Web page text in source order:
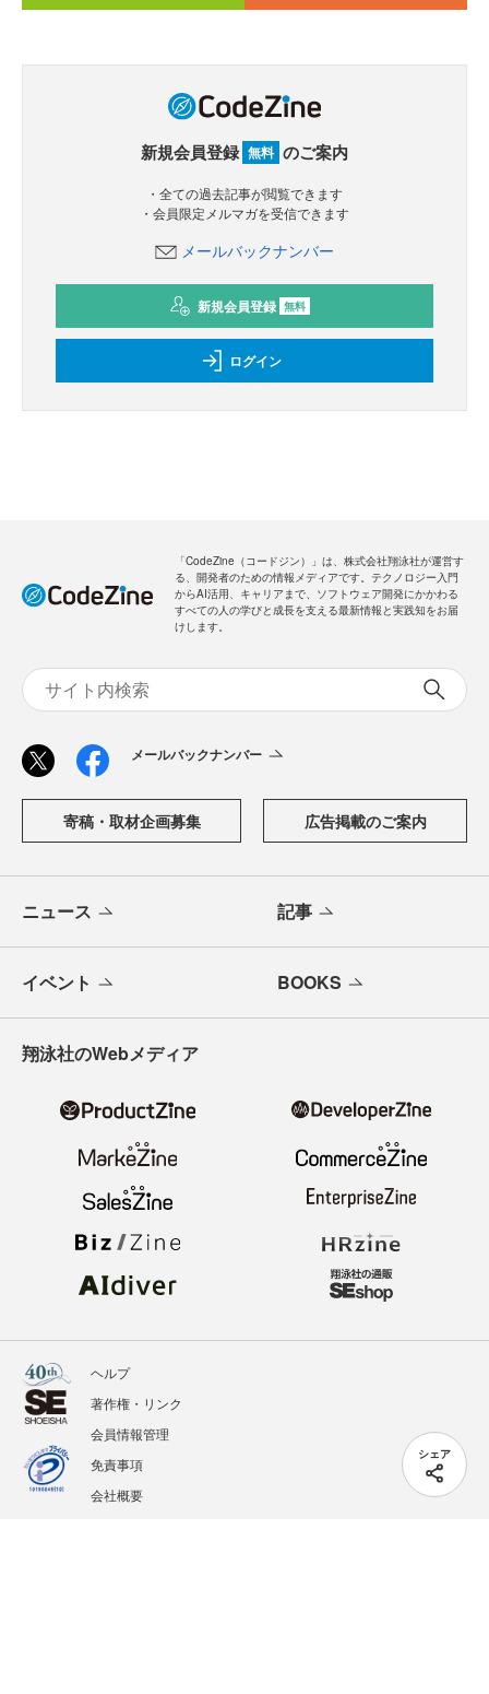
シェア
新規会員登録 無料 のご案内
・全ての過去記事が閲覧できます
・会員限定メルマガを受信できます
メールバックナンバー
新規会員登録 無料
ログイン
「CodeZine（コードジン）」は、株式会社翔泳社が運営す
る、開発者のための情報メディアです。テクノロジー入門
からAI活用、キャリアまで、ソフトウェア開発にかかわる
すべての人の学びと成長を支える最新情報と実践知をお届
けします。
メールバックナンバー
寄稿・取材企画募集 広告掲載のご案内
ニュース 記事
イベント BOOKS
翔泳社のWebメディア
ヘルプ
著作権・リンク
会員情報管理
免責事項
会社概要